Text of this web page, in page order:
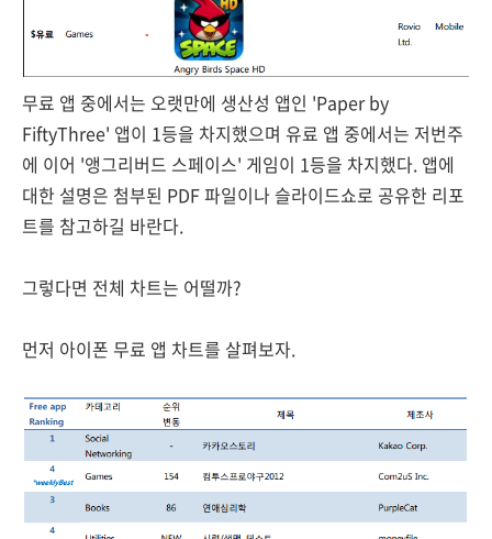
무료 앱 중에서는 오랫만에 생산성 앱인 'Paper by
FiftyThree' 앱이 1등을 차지했으며 유료 앱 중에서는 저번주
에 이어 '앵그리버드 스페이스' 게임이 1등을 차지했다. 앱에
대한 설명은 첨부된 PDF 파일이나 슬라이드쇼로 공유한 리포
트를 참고하길 바란다.
그렇다면 전체 차트는 어떨까?
먼저 아이폰 무료 앱 차트를 살펴보자.